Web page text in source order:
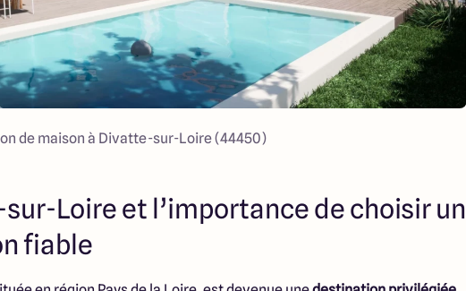
de maison à Divatte-sur-Loire (44450)
Loire et l’importance de choisir un
fiable